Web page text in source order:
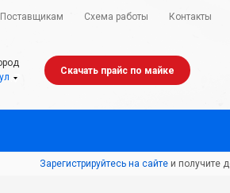
Поставщикам Схема работы Контакты
Скачать прайс по майке
Зарегистрируйтесь на сайтеи получите